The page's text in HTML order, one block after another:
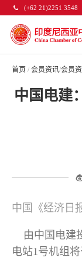
(+62 21)2251 3548
首页 / 会员资讯/会员
中国电建
中国《经济日
由中国电建
电站1号机组